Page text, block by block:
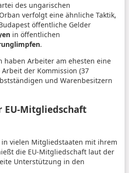
des ungarischen
verfolgt eine ähnliche Taktik,
öffentliche Gelder
in öffentlichen
.
haben Arbeiter am ehesten eine
der Kommission (37
und Warenbesitzern
Mitgliedschaft
vielen Mitgliedstaaten mit ihrem
die EU-Mitgliedschaft laut der
Unterstützung in den